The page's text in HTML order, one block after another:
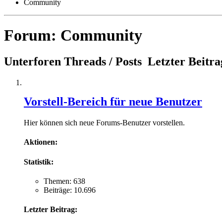
Community
Forum: Community
Unterforen Threads / Posts Letzter
Vorstell-Bereich für neue Benutzer
Hier können sich neue Forums-Benutzer vorstellen.
Aktionen:
Statistik:
Themen: 638
Beiträge: 10.696
Letzter Beitrag: